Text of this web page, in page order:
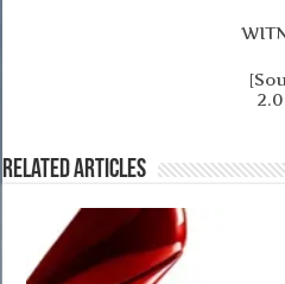
Related Articles